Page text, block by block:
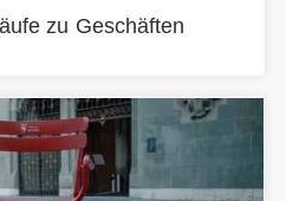
zu Geschäften